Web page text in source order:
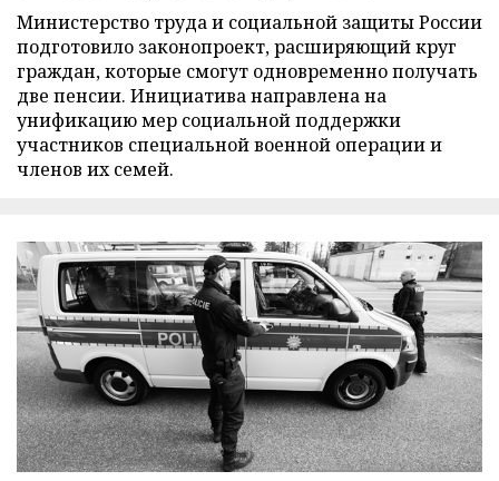
Министерство труда и социальной защиты России
подготовило законопроект, расширяющий круг
граждан, которые смогут одновременно получать
две пенсии. Инициатива направлена на
унификацию мер социальной поддержки
участников специальной военной операции и
членов их семей.